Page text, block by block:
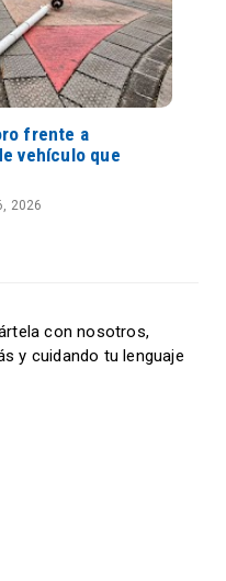
frente a
vehículo que
2026
con nosotros,
y cuidando tu lenguaje